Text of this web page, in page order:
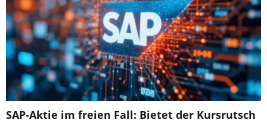
SAP-Aktie im freien Fall: Bietet der Kursrutsch